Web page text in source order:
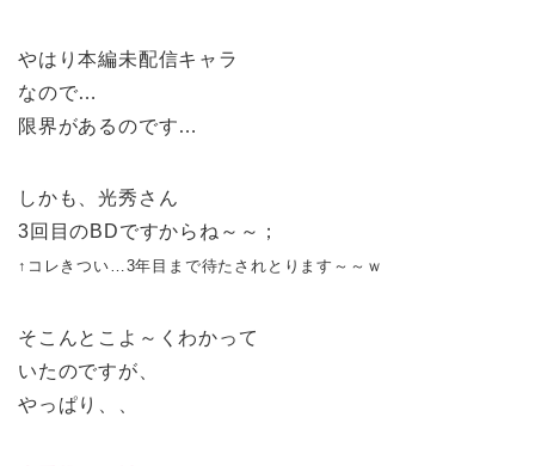
やはり本編未配信キャラ
なので…
限界があるのです…
しかも、光秀さん
3回目のBDですからね～～；
↑コレきつい…3年目まで待たされとります～～ｗ
そこんとこよ～くわかって
いたのですが、
やっぱり、、